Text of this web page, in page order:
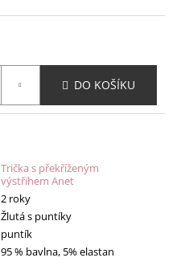
DO KOŠÍKU
Trička s překříženým
výstřihem Anet
2 roky
Žlutá s puntíky
puntík
95 % bavlna, 5% elastan